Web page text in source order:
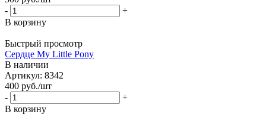
-
+
В корзину
Быстрый просмотр
Сердце My Little Pony
В наличии
Артикул: 8342
400 руб./шт
-
+
В корзину